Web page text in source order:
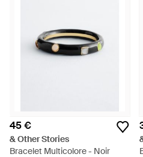
45 €
& Other Stories
Bracelet Multicolore - Noir